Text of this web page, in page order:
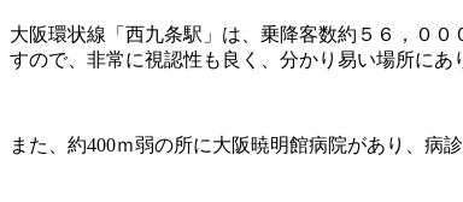
大阪環状線「西九条駅」は、乗降客数約５６，０
すので、非常に視認性も良く、分かり易い場所にあ
また、約400ｍ弱の所に大阪暁明館病院があり、病